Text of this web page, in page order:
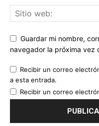
Guardar mi nombre,
navegador la próxima vez
Recibir un correo
a esta entrada.
Recibir un correo